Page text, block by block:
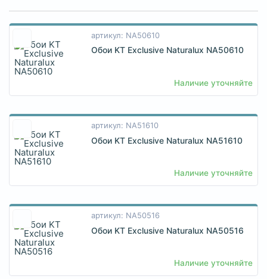
артикул: NA50610
Обои KT Exclusive Naturalux NA50610
Наличие уточняйте
артикул: NA51610
Обои KT Exclusive Naturalux NA51610
Наличие уточняйте
артикул: NA50516
Обои KT Exclusive Naturalux NA50516
Наличие уточняйте